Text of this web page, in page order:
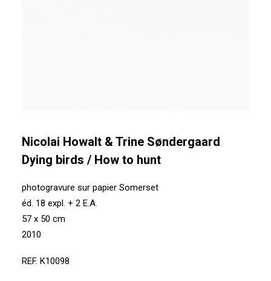
Nicolai Howalt & Trine Søndergaard
Dying birds / How to hunt
photogravure sur papier Somerset
éd. 18 expl. + 2 E.A.
57 x 50 cm
2010
REF. K10098